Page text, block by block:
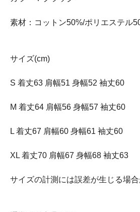
素材：コットン50%/ポリエステル
サイズ(cm)
S 着丈63 肩幅51 身幅52 袖丈60
M 着丈64 肩幅56 身幅57 袖丈60
L 着丈67 肩幅60 身幅61 袖丈60
XL 着丈70 肩幅67 身幅68 袖丈63
サイズの計測には誤差が生じる場合